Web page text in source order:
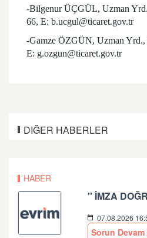
-Bilgenur ÜÇGÜL, Uzman
66, E: b.ucgul@ticaret.gov.tr
-Gamze ÖZGÜN, Uzman Yrd.,
E: g.ozgun@ticaret.gov.tr
DIĞER HABERLER
HABER
07.08.2026
Sorun